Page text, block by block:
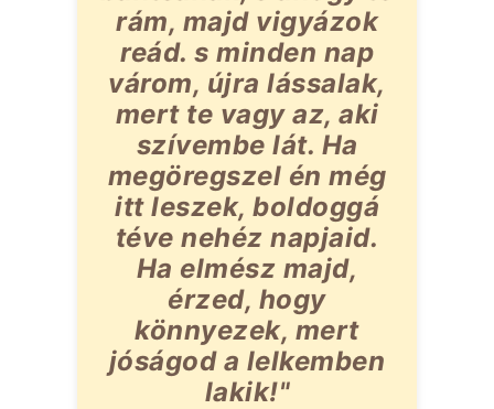
rám, majd vigyázok
reád. s minden nap
várom, újra lássalak,
mert te vagy az, aki
szívembe lát. Ha
megöregszel én még
itt leszek, boldoggá
téve nehéz napjaid.
Ha elmész majd,
érzed, hogy
könnyezek, mert
jóságod a lelkemben
lakik!"